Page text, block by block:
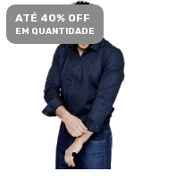
ATÉ 40% OFF
EM QUANTIDADE